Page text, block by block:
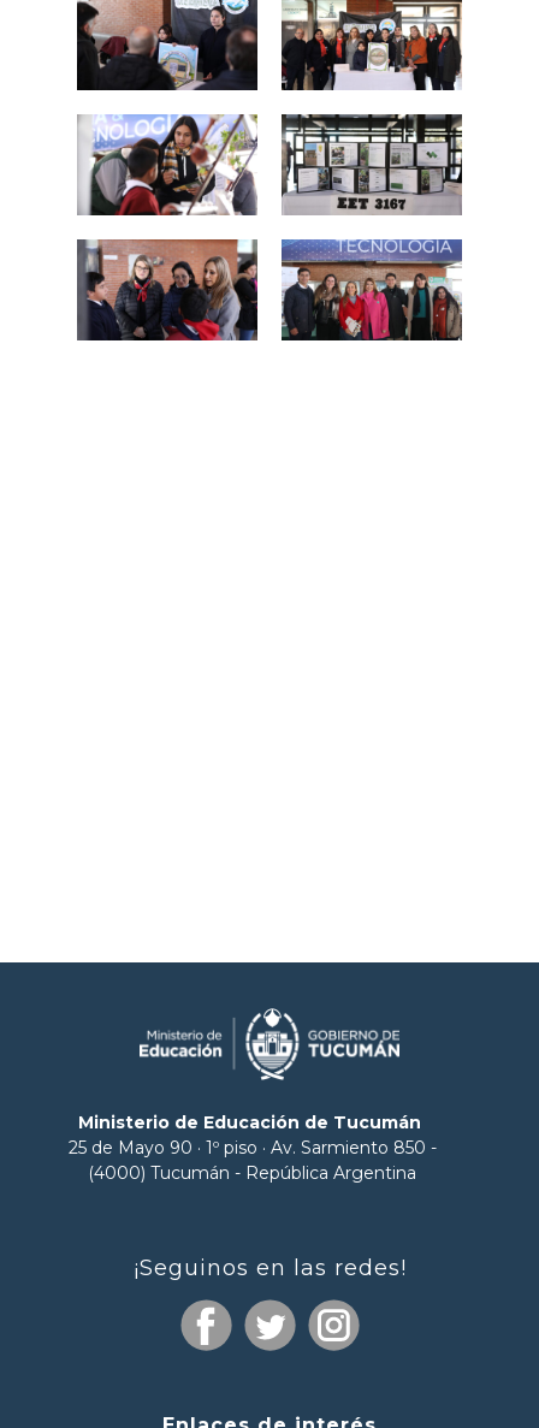
Ministerio de Educación de Tucumán
25 de Mayo 90 · 1º piso · Av. Sarmiento 850 -
(4000) Tucumán - República Argentina
¡Seguinos en las redes!